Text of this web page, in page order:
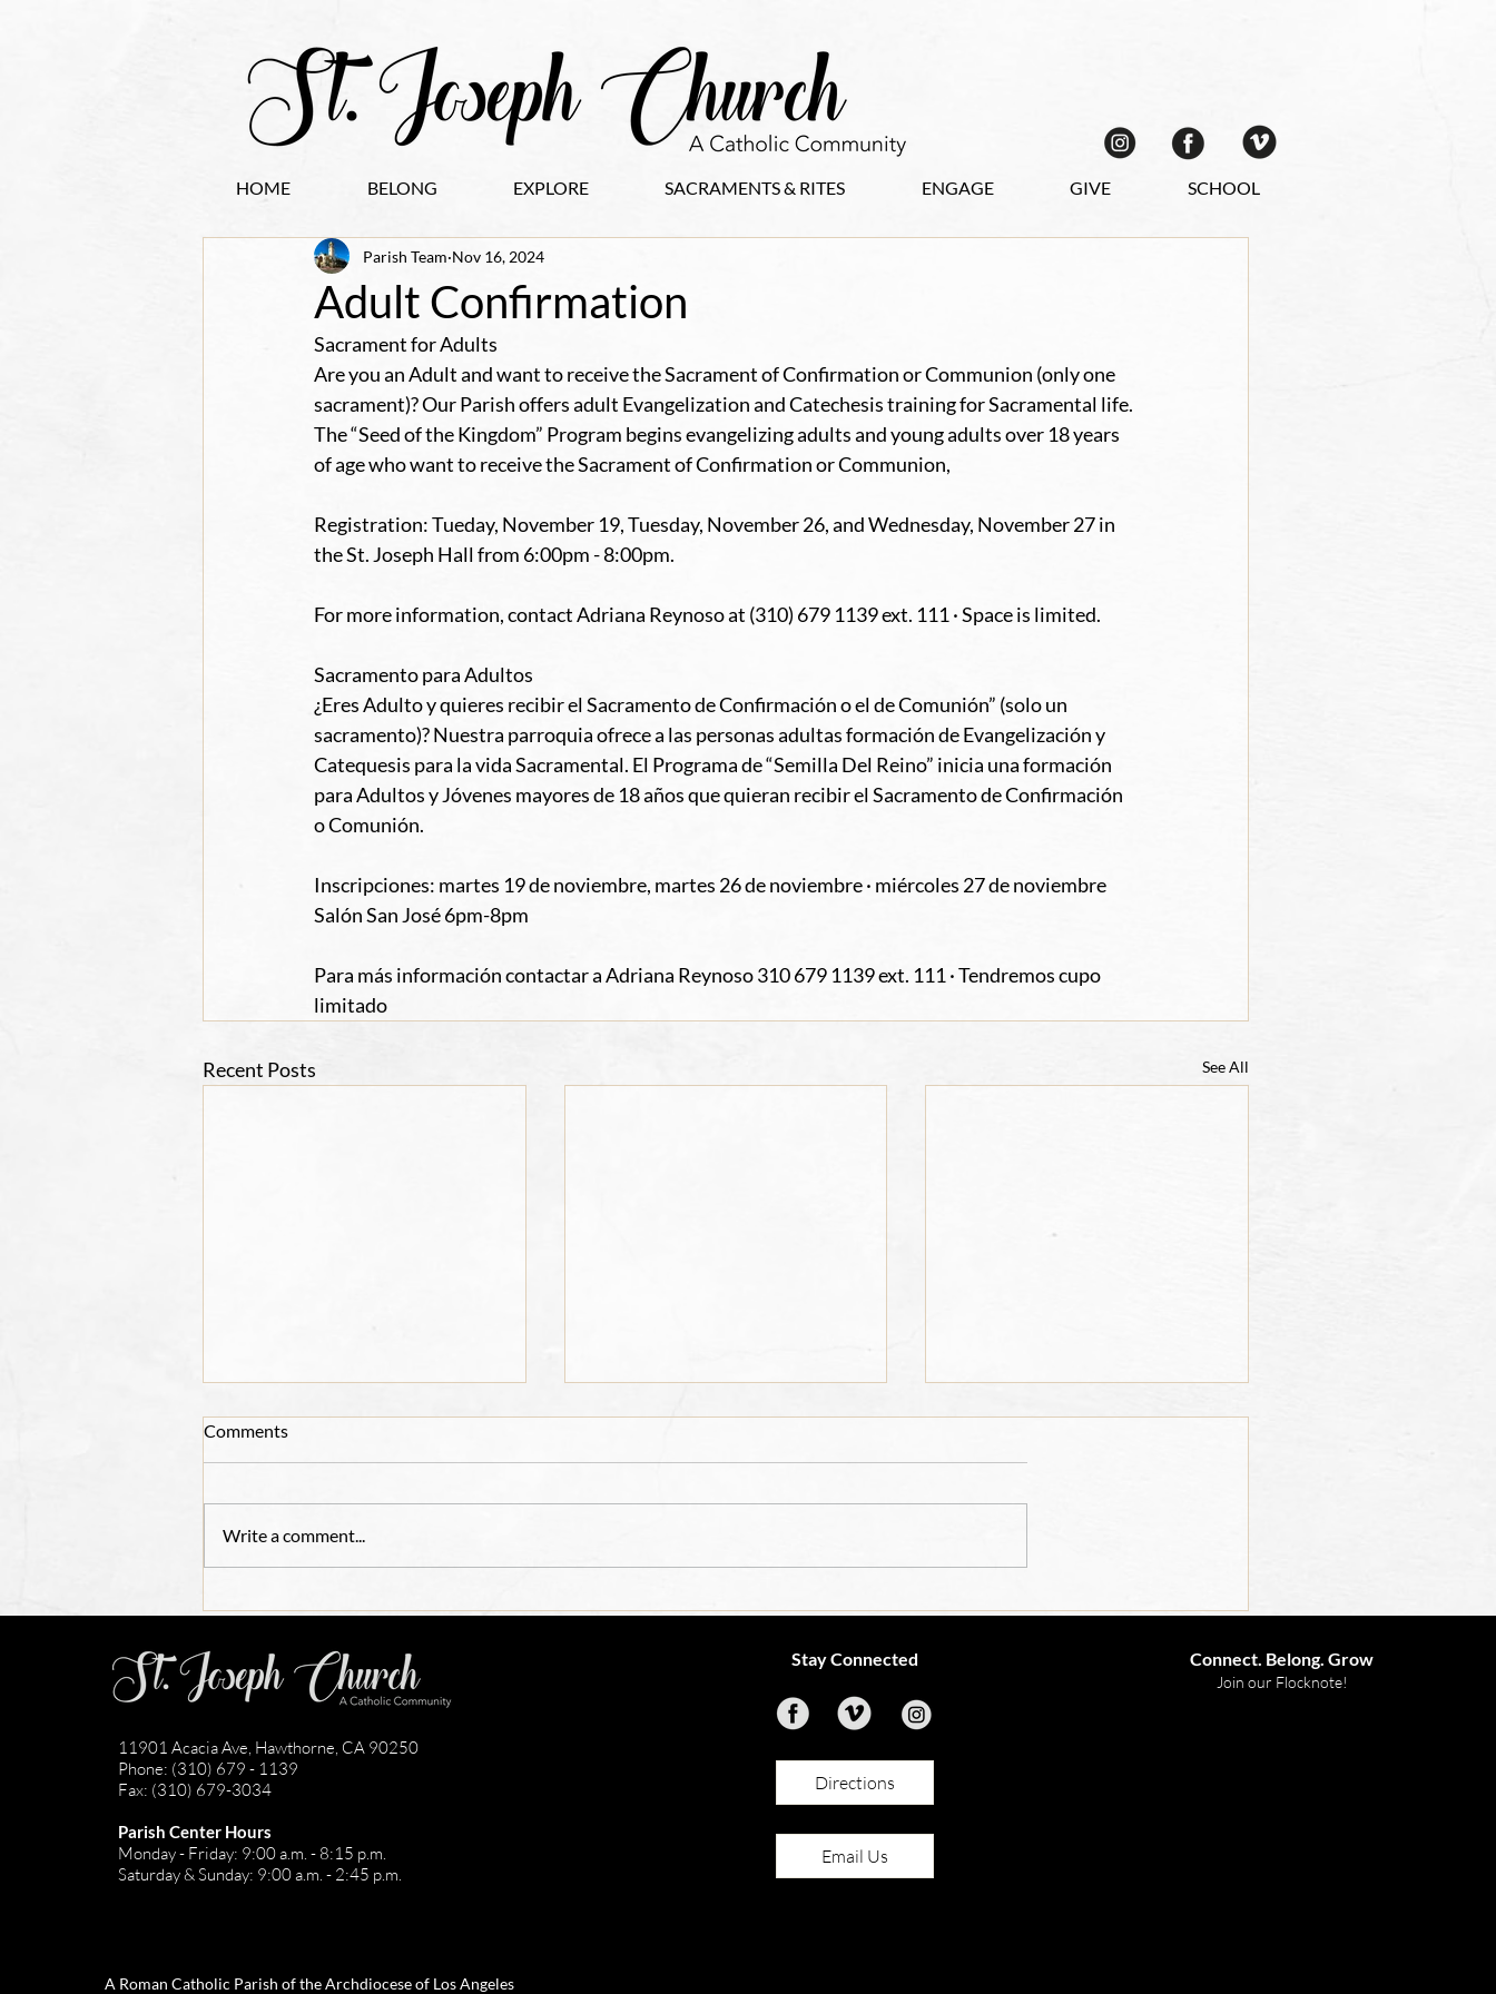
HOME BELONG EXPLORE SACRAMENTS & RITES ENGAGE GIVE SCHOOL
Adult Confirmation
Parish Team Nov 16, 2024
Sacrament for Adults
Are you an Adult and want to receive the Sacrament of Confirmation or Communion (only one
sacrament)? Our Parish offers adult Evangelization and Catechesis training for Sacramental life.
The “Seed of the Kingdom” Program begins evangelizing adults and young adults over 18 years
of age who want to receive the Sacrament of Confirmation or Communion,
Registration: Tueday, November 19, Tuesday, November 26, and Wednesday, November 27 in
the St. Joseph Hall from 6:00pm - 8:00pm.
For more information, contact Adriana Reynoso at (310) 679 1139 ext. 111 · Space is limited.
Sacramento para Adultos
¿Eres Adulto y quieres recibir el Sacramento de Confirmación o el de Comunión” (solo un
sacramento)? Nuestra parroquia ofrece a las personas adultas formación de Evangelización y
Catequesis para la vida Sacramental. El Programa de “Semilla Del Reino” inicia una formación
para Adultos y Jóvenes mayores de 18 años que quieran recibir el Sacramento de Confirmación
o Comunión.
Inscripciones: martes 19 de noviembre, martes 26 de noviembre · miércoles 27 de noviembre
Salón San José 6pm-8pm
Para más información contactar a Adriana Reynoso 310 679 1139 ext. 111 · Tendremos cupo
limitado
Recent Posts See All
OCIA for Children 2026
Comments
Write a comment...
A Roman Catholic Parish of the Archdiocese of Los Angeles
11901 Acacia Ave, Hawthorne, CA 90250
Phone: (310) 679 - 1139
Fax: (310) 679-3034
Parish Center Hours
Monday - Friday: 9:00 a.m. - 8:15 p.m.
Saturday & Sunday: 9:00 a.m. - 2:45 p.m.
Stay Connected
Directions
Email Us
Connect. Belong. Grow
Join our Flocknote!